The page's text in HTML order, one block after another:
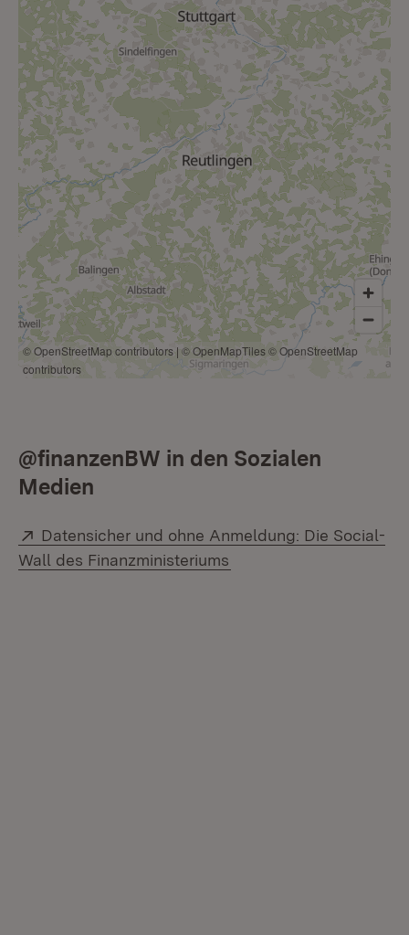
© OpenStreetMap contributors | © OpenMapTiles© OpenStreetMap
contributors
@finanzenBW in den Sozialen
Medien
Extern:
Datensicher und ohne Anmeldung: Die Social-
Wall des Finanzministeriums